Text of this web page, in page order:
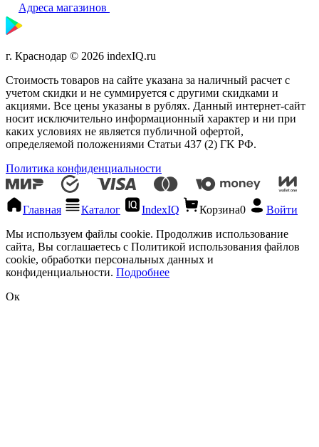
Адреса магазинов
г. Краснодар © 2026 indexIQ.ru
Стоимость товаров на сайте указана за наличный расчет с
учетом скидки и не суммируется с другими скидками и
акциями. Все цены указаны в рублях. Данный интернет-сайт
носит исключительно информационный характер и ни при
каких условиях не является публичной офертой,
определяемой положениями Статьи 437 (2) ГK РФ.
Политика конфиденциальности
Главная Каталог IndexIQ Корзина0
Войти
Мы используем файлы cookie. Продолжив использование
сайта, Вы соглашаетесь с Политикой использования файлов
cookie, обработки персональных данных и
конфиденциальности. Подробнее
Ок